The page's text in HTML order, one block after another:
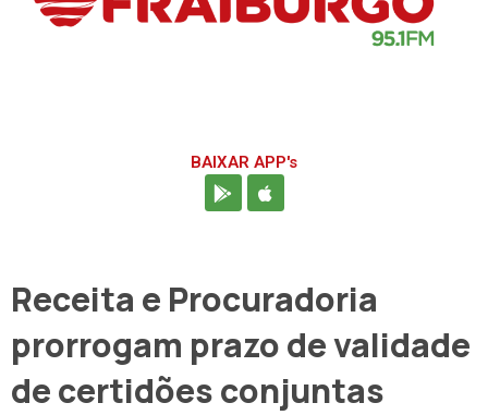
BAIXAR APP's
Receita e Procuradoria
prorrogam prazo de validade
de certidões conjuntas